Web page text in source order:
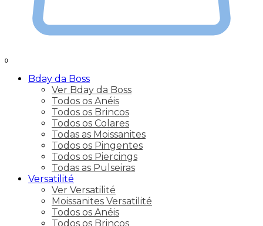
0
Bday da Boss
Ver Bday da Boss
Todos os Anéis
Todos os Brincos
Todos os Colares
Todas as Moissanites
Todos os Pingentes
Todos os Piercings
Todas as Pulseiras
Versatilité
Ver Versatilité
Moissanites Versatilité
Todos os Anéis
Todos os Brincos